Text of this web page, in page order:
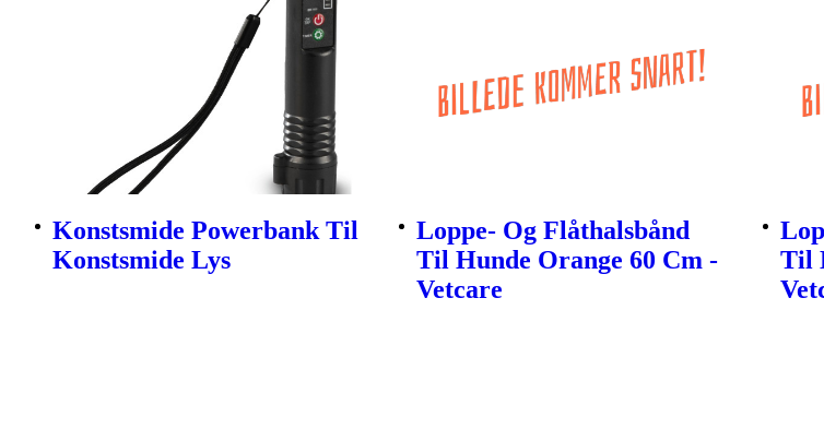
Konstsmide Powerbank Til
Konstsmide Lys
Loppe- Og Flåthalsbånd
Til Hunde Orange 60 Cm -
Vetcare
Til